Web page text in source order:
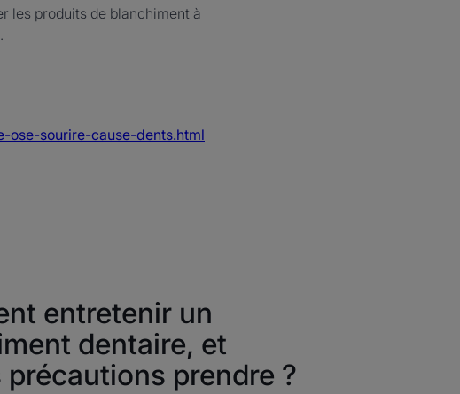
les produits de blanchiment à
ose-sourire-cause-dents.html
entretenir un
dentaire, et
précautions prendre ?